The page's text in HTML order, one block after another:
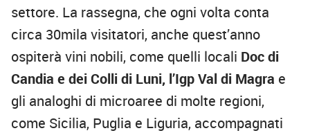
settore. La rassegna, che ogni volta conta
circa 30mila visitatori, anche quest’anno
ospiterà vini nobili, come quelli locali Doc di
Candia e dei Colli di Luni, l’Igp Val di Magra e
gli analoghi di microaree di molte regioni,
come Sicilia, Puglia e Liguria, accompagnati